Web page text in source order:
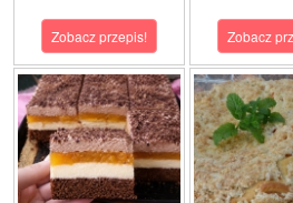
Zobacz przepis! Zobacz